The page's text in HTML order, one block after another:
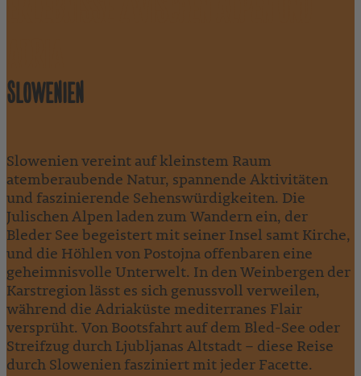
SLOWENIEN
Slowenien vereint auf kleinstem Raum
atemberaubende Natur, spannende Aktivitäten
und faszinierende Sehenswürdigkeiten. Die
Julischen Alpen laden zum Wandern ein, der
Bleder See begeistert mit seiner Insel samt Kirche,
und die Höhlen von Postojna offenbaren eine
geheimnisvolle Unterwelt. In den Weinbergen der
Karstregion lässt es sich genussvoll verweilen,
während die Adriaküste mediterranes Flair
versprüht. Von Bootsfahrt auf dem Bled-See oder
Streifzug durch Ljubljanas Altstadt – diese Reise
durch Slowenien fasziniert mit jeder Facette.